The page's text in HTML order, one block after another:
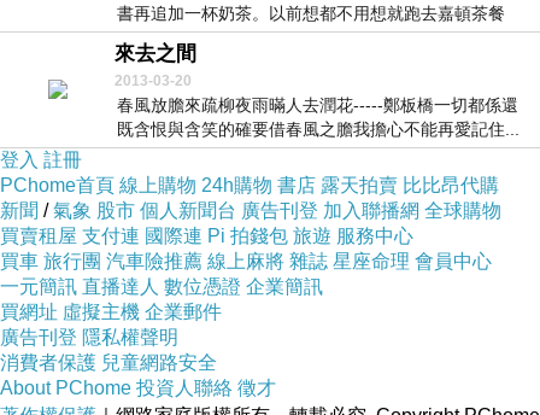
書再追加一杯奶茶。以前想都不用想就跑去嘉頓茶餐
廳，喝...
來去之間
2013-03-20
春風放膽來疏柳夜雨暪人去潤花-----鄭板橋一切都係還
既含恨與含笑的確要借春風之膽我擔心不能再愛記住...
登入 註冊
PChome首頁 線上購物 24h購物 書店 露天拍賣 比比昂代購
新聞 /氣象 股市 個人新聞台 廣告刊登 加入聯播網 全球購物
買賣租屋 支付連 國際連 Pi 拍錢包 旅遊 服務中心
買車 旅行團 汽車險推薦 線上麻將 雜誌 星座命理 會員中心
一元簡訊 直播達人 數位憑證 企業簡訊
買網址 虛擬主機 企業郵件
廣告刊登 隱私權聲明
消費者保護 兒童網路安全
About PChome 投資人聯絡 徵才